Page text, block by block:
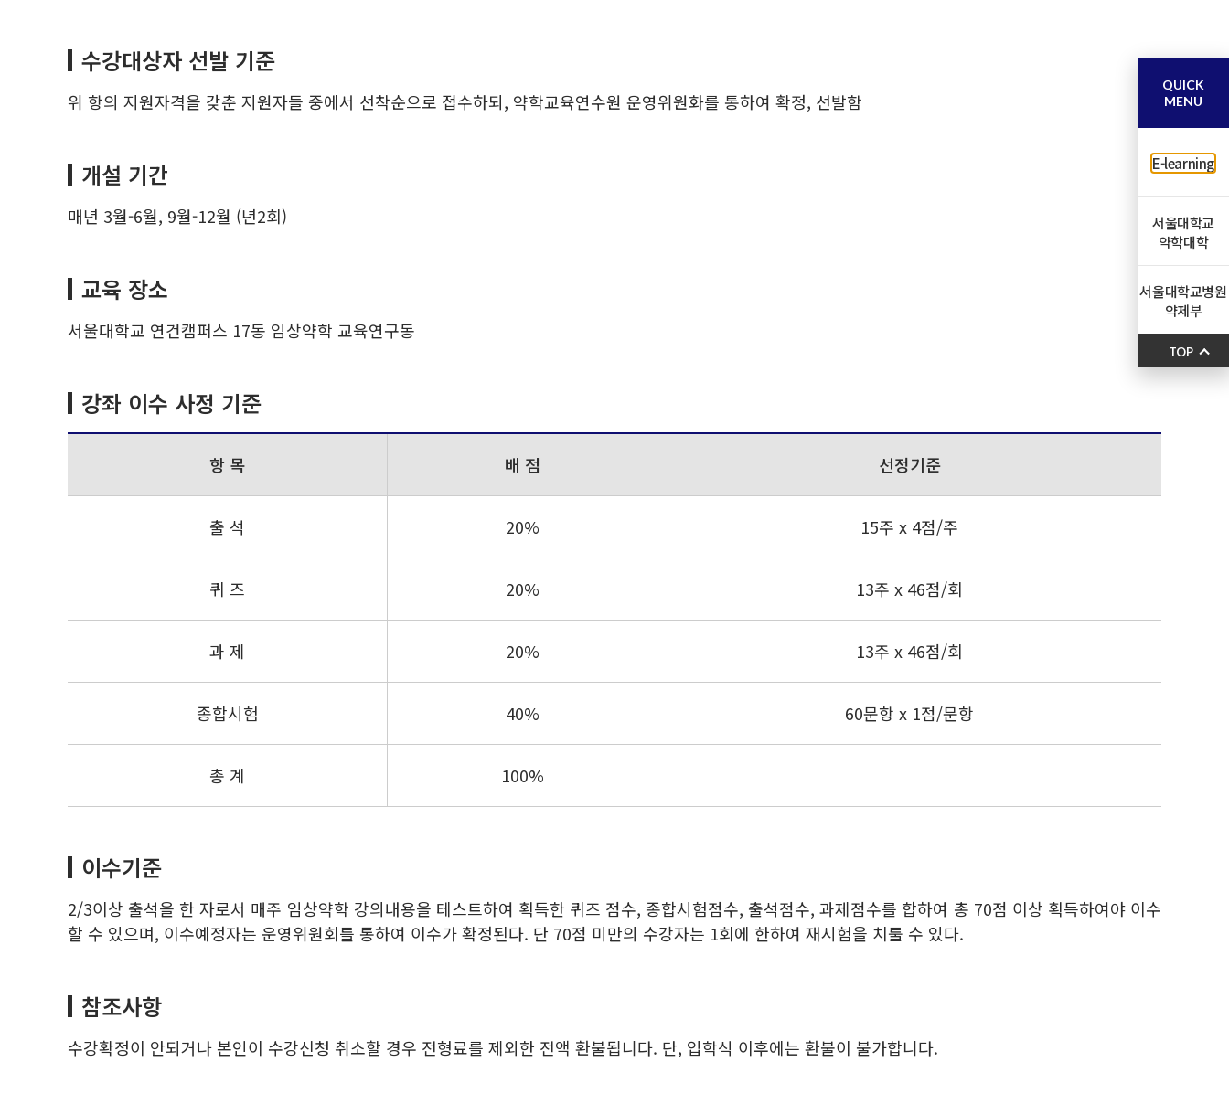
수강대상자 선발 기준
위 항의 지원자격을 갖춘 지원자들 중에서 선착순으로 접수하되, 약학교육연수원 운영위원화를 통하여 확정, 선발함
개설 기간
매년 3월-6월, 9월-12월 (년2회)
교육 장소
서울대학교 연건캠퍼스 17동 임상약학 교육연구동
강좌 이수 사정 기준
항 목 배 점 선정기준
출 석 20% 15주 x 4점/주
퀴 즈 20% 13주 x 46점/회
과 제 20% 13주 x 46점/회
종합시험 40% 60문항 x 1점/문항
총 계 100%
이수기준
2/3이상 출석을 한 자로서 매주 임상약학 강의내용을 테스트하여 획득한 퀴즈 점수, 종합시험점수, 출석점수, 과제점수를 합하여 총 70점 이상 획득하여야 이수
할 수 있으며, 이수예정자는 운영위원회를 통하여 이수가 확정된다. 단 70점 미만의 수강자는 1회에 한하여 재시험을 치룰 수 있다.
참조사항
수강확정이 안되거나 본인이 수강신청 취소할 경우 전형료를 제외한 전액 환불됩니다. 단, 입학식 이후에는 환불이 불가합니다.
QUICK
MENU
E-learning
서울대학교
약학대학
서울대학교병원
약제부
TOP